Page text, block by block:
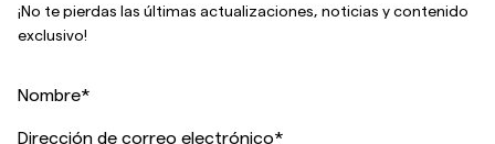
¡No te pierdas las últimas actualizaciones, noticias y contenido
exclusivo!
Nombre*
Dirección de correo electrónico*